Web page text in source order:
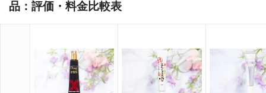
品：評価・料金比較表